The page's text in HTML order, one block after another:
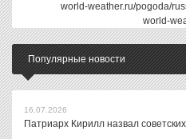
world-weather.ru/pogoda/
world-
Популярные новости
16.07.2026
Патриарх Кирилл назвал